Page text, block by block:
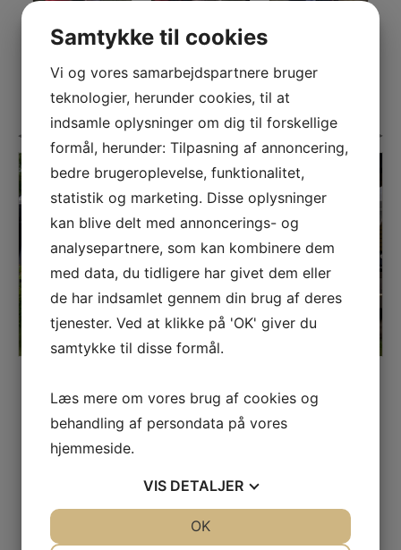
Samtykke til cookies
Vi og vores samarbejdspartnere bruger
teknologier, herunder cookies, til at
indsamle oplysninger om dig til forskellige
formål, herunder: Tilpasning af annoncering,
bedre brugeroplevelse, funktionalitet,
statistik og marketing. Disse oplysninger
kan blive delt med annoncerings- og
analysepartnere, som kan kombinere dem
med data, du tidligere har givet dem eller
de har indsamlet gennem din brug af deres
tjenester. Ved at klikke på 'OK' giver du
samtykke til disse formål.
Læs mere om vores brug af cookies og
behandling af persondata på vores
hjemmeside.
VIS DETALJER
OK